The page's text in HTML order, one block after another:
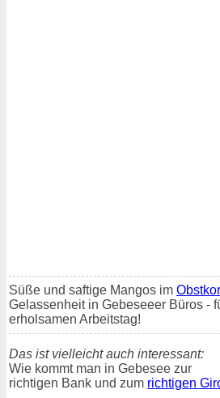
Süße und saftige Mangos im
Gelassenheit in Gebeseeer Büros -
erholsamen Arbeitstag!
Das ist vielleicht auch interessant:
Wie kommt man in Gebesee zur
richtigen Bank und zum richtigen